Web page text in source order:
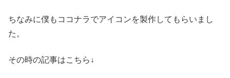
ちなみに僕もココナラでアイコンを製作してもらいまし
た。
その時の記事はこちら↓